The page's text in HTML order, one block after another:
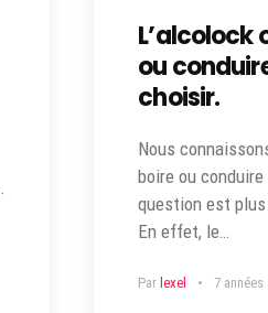
L’alcolock
ou
choisir.
Nous
boire ou
question est plus
En effet, le…
Par lexel 7 années